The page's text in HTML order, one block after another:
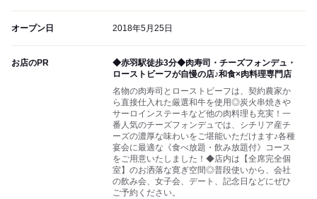
オープン日 2018年5月25日
お店のPR
◆赤羽駅徒歩3分◆肉寿司・チーズフォンデュ・
ローストビーフが自慢の店♪和食×肉料理専門店
名物の肉寿司とローストビーフは、契約農家か
ら直接仕入れた厳選和牛を使用◎炭火串焼きや
サーロインステーキなど他の肉料理も充実！一
番人気のチーズフォンデュでは、シチリア産チ
ーズの濃厚な味わいをご堪能いただけます♪各種
宴会に最適な《食べ放題・飲み放題付》コース
をご用意いたしました！◆店内は【全席完全個
室】のお洒落な寛ぎ空間◎普段使いから、会社
の飲み会、女子会、デート、記念日などにぜひ
ご予約ください。